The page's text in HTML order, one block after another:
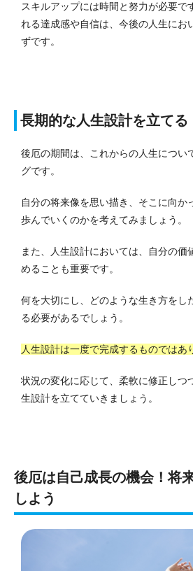
スキルアップには時間と努力が必要で
れる達成感や自信は、今後の人生にお
ずです。
長期的な人生設計を立てる
後厄の期間は、これからの人生につい
グです。
自分の将来像を思い描き、そこに向か
歩んでいくのかを考えてみましょう。
また、人生設計においては、自分の価
めることも重要です。
何を大切にし、どのような生き方をし
る必要があるでしょう。
人生設計は一度で完成するものではあ
状況の変化に応じて、柔軟に修正しつ
生設計を立てていきましょう。
後厄は自己成長の機会！将
しよう